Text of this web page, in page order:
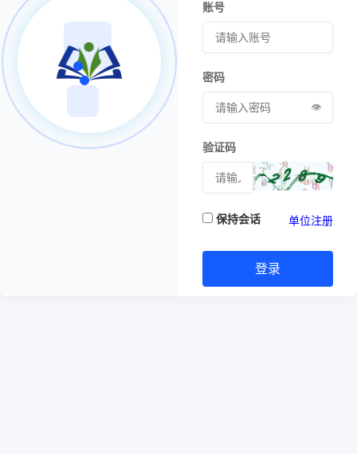
账号
密码
👁️
验证码
保持会话 单位注册
登录